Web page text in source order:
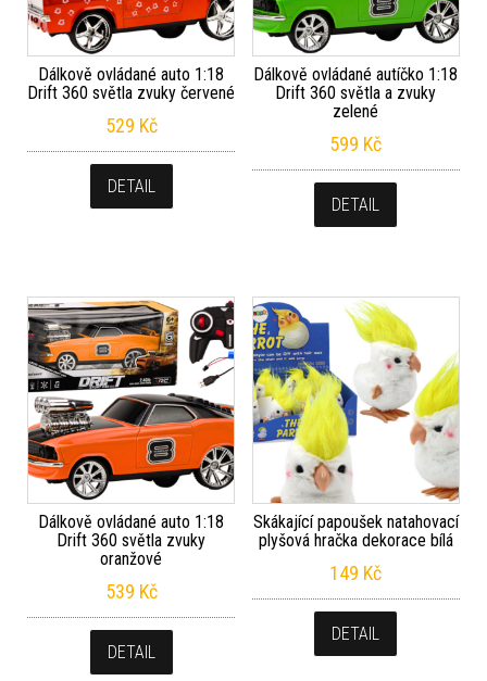
Dálkově ovládané auto 1:18
Drift 360 světla zvuky červené
529 Kč
DETAIL
Dálkově ovládané autíčko 1:18
Drift 360 světla a zvuky
zelené
599 Kč
DETAIL
Dálkově ovládané auto 1:18
Drift 360 světla zvuky
oranžové
539 Kč
DETAIL
Skákající papoušek natahovací
plyšová hračka dekorace bílá
149 Kč
DETAIL